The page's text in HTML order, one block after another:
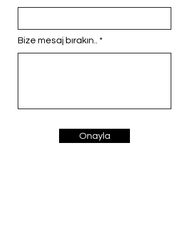
Bize mesaj bırakın..
Onayla